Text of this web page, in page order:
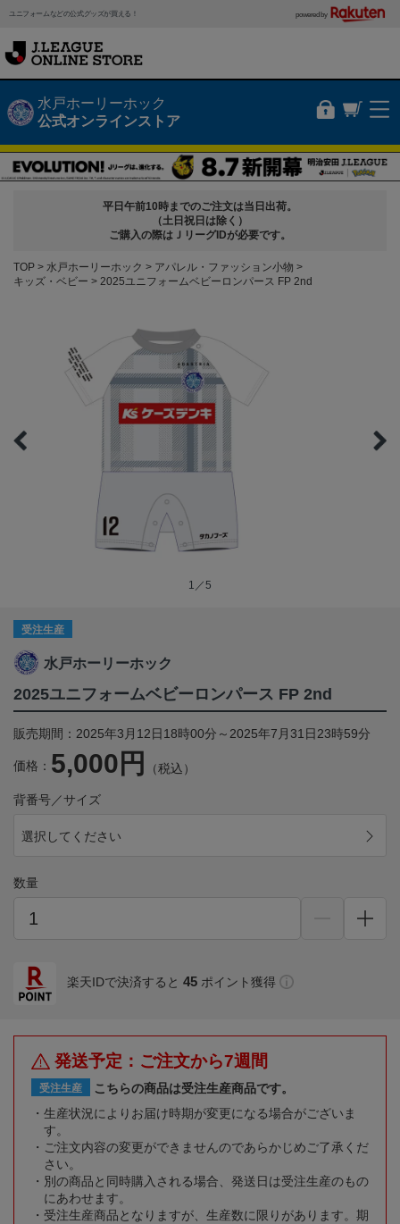
ユニフォームなどの公式グッズが買える！ powered by
水戸ホーリーホック
公式オンラインストア
平日午前10時までのご注文は当日出荷。
（土日祝日は除く）
ご購入の際はＪリーグIDが必要です。
TOP 水戸ホーリーホック
アパレル・ファッション小物
キッズ・ベビー
2025ユニフォームベビーロンパース FP 2nd
1／5
受注生産
水戸ホーリーホック
2025ユニフォームベビーロンパース FP 2nd
販売期間：2025年3月12日18時00分～2025年7月31日23時59分
価格： 5,000円 （税込）
背番号／サイズ
選択してください
数量
楽天IDで決済すると 45 ポイント獲得
発送予定：ご注文から7週間
受注生産
こちらの商品は受注生産商品です。
生産状況によりお届け時期が変更になる場合がございま
す。
ご注文内容の変更ができませんのであらかじめご了承くだ
さい。
別の商品と同時購入される場合、発送日は受注生産のもの
にあわせます。
受注生産商品となりますが、生産数に限りがあります。期